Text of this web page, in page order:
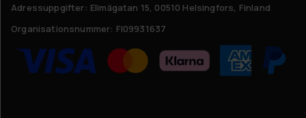
Adressuppgifter: Elimägatan 15, 00510 Helsingfors, Finland
Organisationsnummer: FI09931637